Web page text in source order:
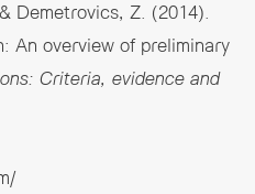
Demetrovics, Z. (2014).
An overview of preliminary
Criteria, evidence and